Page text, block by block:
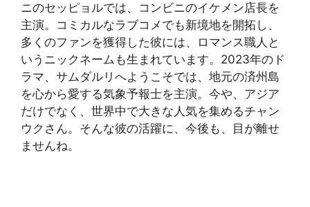
ニのセッピョルでは、コンビニのイケメン店長を
主演。コミカルなラブコメでも新境地を開拓し、
多くのファンを獲得した彼には、ロマンス職人と
いうニックネームも生まれています。2023年のド
ラマ、サムダルリへようこそでは、地元の済州島
を心から愛する気象予報士を主演。今や、アジア
だけでなく、世界中で大きな人気を集めるチャン
ウクさん。そんな彼の活躍に、今後も、目が離せ
ませんね。